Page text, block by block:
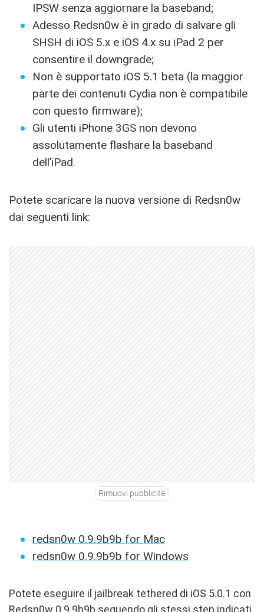
IPSW senza aggiornare la baseband;
Adesso Redsn0w è in grado di salvare gli
SHSH di iOS 5.x e iOS 4.x su iPad 2 per
consentire il downgrade;
Non è supportato iOS 5.1 beta (la maggior
parte dei contenuti Cydia non è compatibile
con questo firmware);
Gli utenti iPhone 3GS non devono
assolutamente flashare la baseband
dell’iPad.
Potete scaricare la nuova versione di Redsn0w
dai seguenti link:
Rimuovi pubblicità
redsn0w 0.9.9b9b for Mac
redsn0w 0.9.9b9b for Windows
Potete eseguire il jailbreak tethered di iOS 5.0.1 con
Redsn0w 0.9.9b9b seguendo gli stessi step indicati